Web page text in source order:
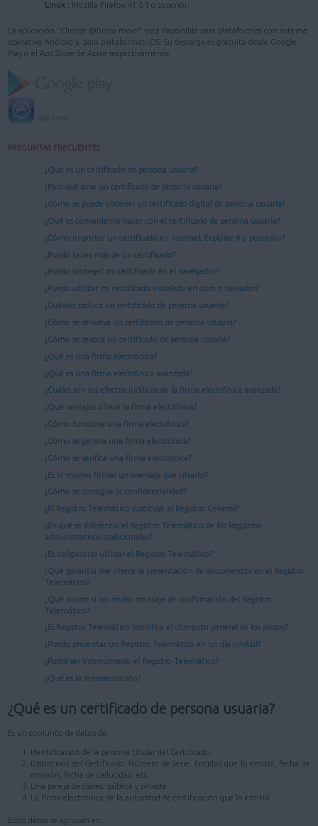
Linux : Mozilla Firefox 41.0.1 o superior.
La aplicación "Cliente @firma movil" está disponible para plataformas con sistema
operativo Android y, para plataformas iOS. Su descarga es gratuita desde Google
Play o el App Store de Apple respectivamente.
PREGUNTAS FRECUENTES
¿Qué es un certificado de persona usuaria?
¿Para qué sirve un certificado de persona usuaria?
¿Cómo se puede obtener un certificado digital de persona usuaria?
¿Qué es conveniente hacer con el certificado de persona usuaria?
¿Cómo importar un certificado en Internet Explorer 6 o posterior?
¿Puedo tener más de un certificado?
¿Puedo proteger mi certificado en el navegador?
¿Puedo utilizar mi certificado instalado en otro ordenador?
¿Cuándo caduca un certificado de persona usuaria?
¿Cómo se renueva un certificado de persona usuaria?
¿Cómo se revoca un certificado de persona usuaria?
¿Qué es una firma electrónica?
¿Qué es una firma electrónica avanzada?
¿Cuáles son los efectos jurídicos de la firma electrónica avanzada?
¿Qué ventajas ofrece la firma electrónica?
¿Cómo funciona una firma electrónica?
¿Cómo se genera una firma electrónica?
¿Cómo se verifica una firma electrónica?
¿Es lo mismo firmar un mensaje que cifrarlo?
¿Cómo se consigue la confidencialidad?
¿El Registro Telemático sustituye al Registro General?
¿En qué se diferencia el Registro Telemático de los Registros
administrativos tradicionales?
¿Es obligatorio utilizar el Registro Telemático?
¿Qué garantía me ofrece la presentación de documentos en el Registro
Telemático?
¿Qué ocurre si no recibo mensaje de confirmación del Registro
Telemático?
¿El Registro Telemático modifica el cómputo general de los plazos?
¿Puedo presentar un Registro Telemático en un día inhábil?
¿Podrá ser interrumpido el Registro Telemático?
¿Qué es la representación?
¿Qué es un certificado de persona usuaria?
Es un conjunto de datos de:
Identificación de la persona titular del Certificado.
Distintivos del Certificado: Número de Serie, Entidad que lo emitió, fecha de
emisión, fecha de caducidad, etc.
Una pareja de claves: pública y privada.
La firma electrónica de la autoridad de certificación que lo emitió.
Estos datos se agrupan en: